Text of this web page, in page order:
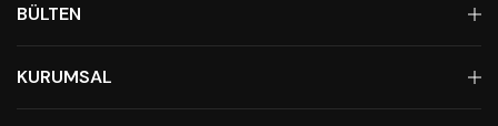
BÜLTEN
KURUMSAL